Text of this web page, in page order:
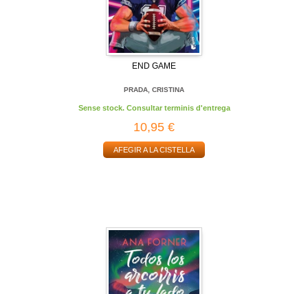
END GAME
PRADA, CRISTINA
Sense stock. Consultar terminis d'entrega
10,95 €
AFEGIR A LA CISTELLA